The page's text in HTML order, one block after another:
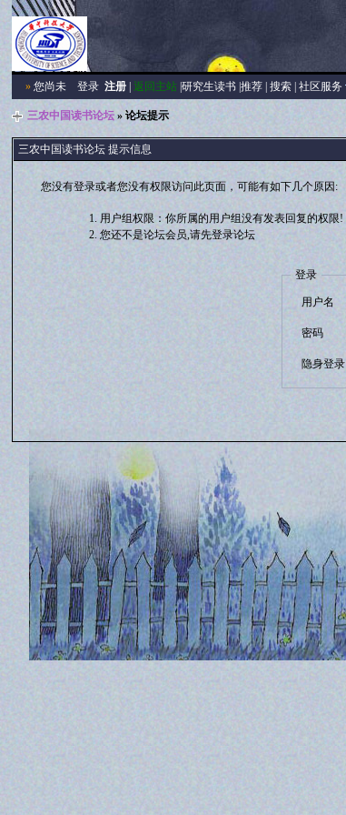
» 您尚未登录 注册 |返回主站 |研究生读书 |推荐 |搜索 |社区服务
三农中国读书论坛 » 论坛提示
三农中国读书论坛 提示信息
您没有登录或者您没有权限访问此页面，可能有如下几个原因:
用户组权限：你所属的用户组没有发表回复的权限!
您还不是论坛会员,请先登录论坛
登录
用户名
密码
隐身登录